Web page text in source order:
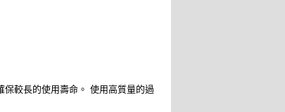
較長的使用壽命。 使用高質量的過